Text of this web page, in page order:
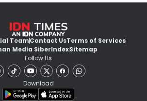
TeamContact UsTerms of Services
Media SiberIndexSitemap
Follow Us
Download